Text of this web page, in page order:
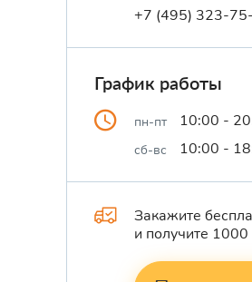
+7 (495) 323-
График работы
пн-пт 10:00 -
сб-вс 10:00 -
Закажите
и получите